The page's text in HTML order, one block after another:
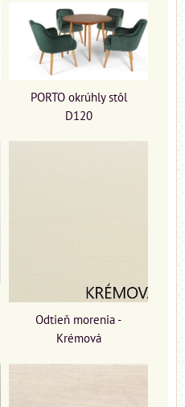
PORTO okrúhly stôl
D120
Odtieň morenia -
Krémová